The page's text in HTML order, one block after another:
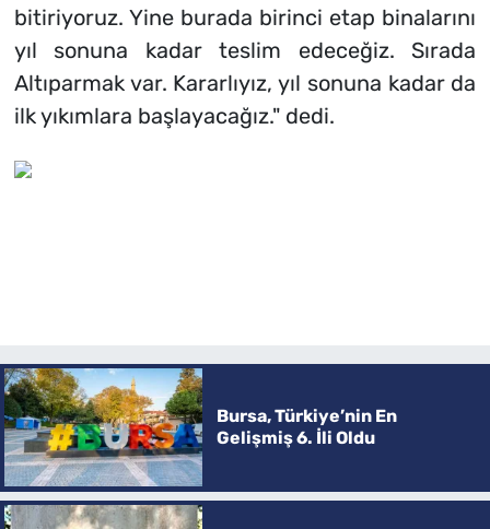
bitiriyoruz. Yine burada birinci etap binalarını
yıl sonuna kadar teslim edeceğiz. Sırada
Altıparmak var. Kararlıyız, yıl sonuna kadar da
ilk yıkımlara başlayacağız." dedi.
Bursa, Türkiye’nin En
Gelişmiş 6. İli Oldu